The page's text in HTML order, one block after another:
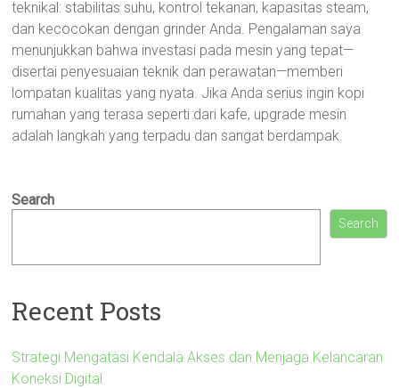
teknikal: stabilitas suhu, kontrol tekanan, kapasitas steam,
dan kecocokan dengan grinder Anda. Pengalaman saya
menunjukkan bahwa investasi pada mesin yang tepat—
disertai penyesuaian teknik dan perawatan—memberi
lompatan kualitas yang nyata. Jika Anda serius ingin kopi
rumahan yang terasa seperti dari kafe, upgrade mesin
adalah langkah yang terpadu dan sangat berdampak.
Search
Search
Recent Posts
Strategi Mengatasi Kendala Akses dan Menjaga Kelancaran
Koneksi Digital